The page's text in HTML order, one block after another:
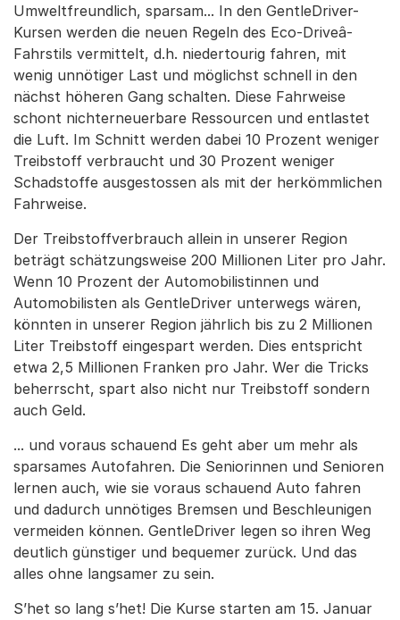
Umweltfreundlich, sparsam... In den GentleDriver-
Kursen werden die neuen Regeln des Eco-Driveâ-
Fahrstils vermittelt, d.h. niedertourig fahren, mit
wenig unnötiger Last und möglichst schnell in den
nächst höheren Gang schalten. Diese Fahrweise
schont nichterneuerbare Ressourcen und entlastet
die Luft. Im Schnitt werden dabei 10 Prozent weniger
Treibstoff verbraucht und 30 Prozent weniger
Schadstoffe ausgestossen als mit der herkömmlichen
Fahrweise.
Der Treibstoffverbrauch allein in unserer Region
beträgt schätzungsweise 200 Millionen Liter pro Jahr.
Wenn 10 Prozent der Automobilistinnen und
Automobilisten als GentleDriver unterwegs wären,
könnten in unserer Region jährlich bis zu 2 Millionen
Liter Treibstoff eingespart werden. Dies entspricht
etwa 2,5 Millionen Franken pro Jahr. Wer die Tricks
beherrscht, spart also nicht nur Treibstoff sondern
auch Geld.
... und voraus schauend Es geht aber um mehr als
sparsames Autofahren. Die Seniorinnen und Senioren
lernen auch, wie sie voraus schauend Auto fahren
und dadurch unnötiges Bremsen und Beschleunigen
vermeiden können. GentleDriver legen so ihren Weg
deutlich günstiger und bequemer zurück. Und das
alles ohne langsamer zu sein.
S’het so lang s’het! Die Kurse starten am 15. Januar